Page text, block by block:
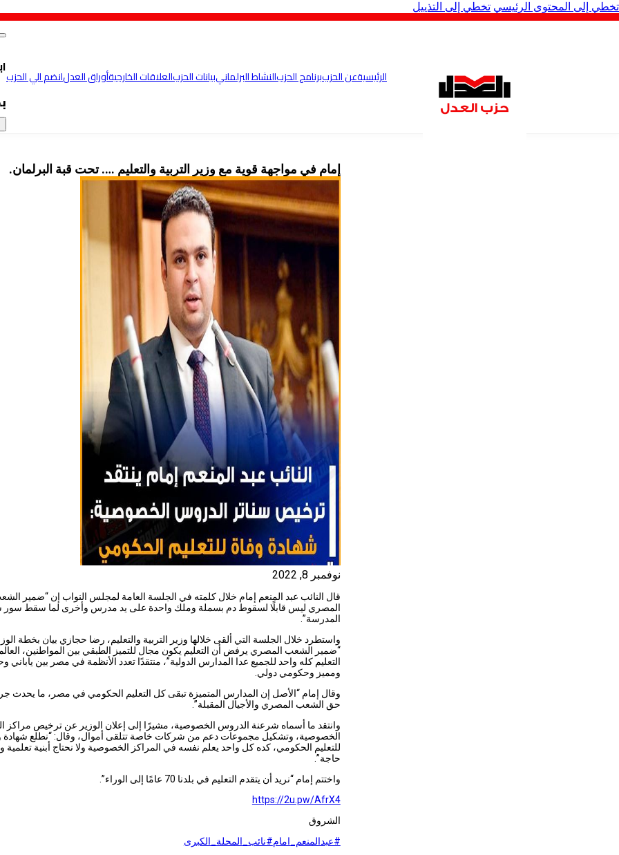
تخطي إلى المحتوى الرئيسي تخطي إلى التذييل
الرئيسيةعن الحزببرنامج الحزبالنشاط البرلمانيبيانات الحزبالعلاقات الخارجيةأوراق العدلانضم الي الحزب
إمام في مواجهة قوية مع وزير التربية والتعليم …. تحت قبة البرلمان.
نوفمبر 8, 2022
قال النائب عبد المنعم إمام خلال كلمته في الجلسة العامة لمجلس النواب إن “ضمير
المصري ليس قابلًا لسقوط دم بسملة وملك واحدة على يد مدرس وأخرى لما سقط سور
المدرسة”.
واستطرد خلال الجلسة التي ألقى خلالها وزير التربية والتعليم، رضا حجازي بيان بخطة
“ضمير الشعب المصري يرفض أن التعليم يكون مجال للتميز الطبقي بين المواطنين،
التعليم كله واحد للجميع عدا المدارس الدولية”، منتقدًاتعدد الأنظمة في مصر بين ياباني
ومميز وحكومي دولي.
وقال إمام “الأصل إن المدارس المتميزة تبقى كل التعليم الحكومي في مصر، ما يحدث
حق الشعب المصري والأجيال المقبلة”.
وانتقد ما أسماه شرعنة الدروس الخصوصية، مشيرًا إلى إعلان الوزير عن ترخيص مراكز
الخصوصية، وتشكيل مجموعات دعم من شركات خاصة تتلقى أموال، وقال: “نطلع شهادة
للتعليم الحكومي، كده كل واحد يعلم نفسه في المراكز الخصوصية ولا نحتاج أبنية تعلمية
حاجة”.
واختتم إمام “نريد أن يتقدم التعليم في بلدنا 70 عامًا إلى الوراء”.
https://2u.pw/AfrX4
الشروق
#عبدالمنعم_امام#نائب_المحلة_الكبرى